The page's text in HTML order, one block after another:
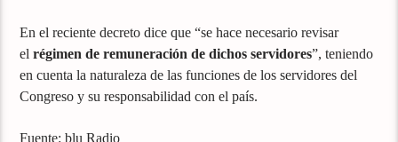
En el reciente decreto dice que “se hace necesario revisar
elrégimen de remuneración de dichos servidores”, teniendo
en cuenta la naturaleza de las funciones de los servidores del
Congreso y su responsabilidad con el país.
Fuente: blu Radio